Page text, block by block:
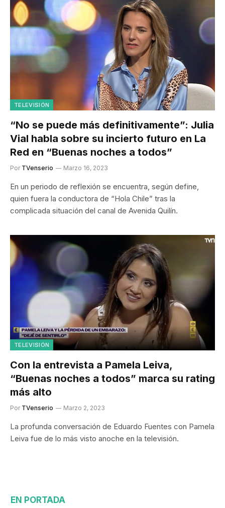
TELEVISIÓN
“No se puede más definitivamente”: Julia
Vial habla sobre su incierto futuro en La
Red en “Buenas noches a todos”
Por TVenserio Marzo 16, 2023
En un periodo de reflexión se encuentra, según define,
quien fuera la conductora de “Hola Chile” tras la
complicada situación del canal de Avenida Quilín.
TELEVISIÓN
Con la entrevista a Pamela Leiva,
“Buenas noches a todos” marca su rating
más alto
Por TVenserio Marzo 2, 2023
La profunda conversación de Eduardo Fuentes con Pamela
Leiva fue de lo más visto anoche en la televisión.
EN PORTADA